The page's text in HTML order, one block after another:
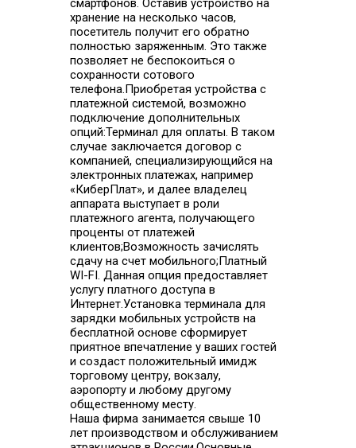
смартфонов. Оставив устройство на
хранение на несколько часов,
посетитель получит его обратно
полностью заряженным. Это также
позволяет не беспокоиться о
сохранности сотового
телефона.Приобретая устройства с
платежной системой, возможно
подключение дополнительных
опций:Терминал для оплаты. В таком
случае заключается договор с
компанией, специализирующийся на
электронных платежах, например
«КиберПлат», и далее владелец
аппарата выступает в роли
платежного агента, получающего
проценты от платежей
клиентов;Возможность зачислять
сдачу на счет мобильного;Платный
WI-FI. Данная опция предоставляет
услугу платного доступа в
Интернет.Установка терминала для
зарядки мобильных устройств на
бесплатной основе сформирует
приятное впечатление у ваших гостей
и создаст положительный имидж
торговому центру, вокзалу,
аэропорту и любому другому
общественному месту.
Наша фирма занимается свыше 10
лет производством и обслуживанием